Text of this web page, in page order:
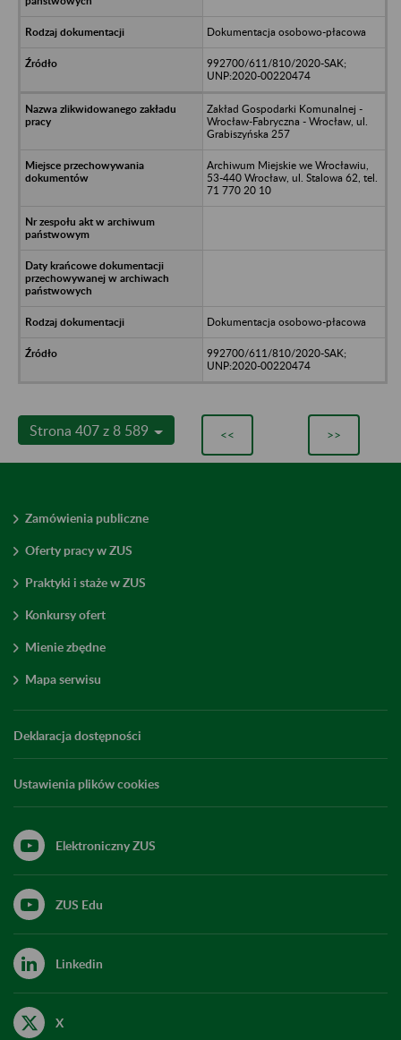
Dokumentacja osobowo-płacowa
992700/611/810/2020-SAK;
UNP:2020-00220474
Zakład Gospodarki Komunalnej -
Wrocław-Fabryczna - Wrocław, ul.
Grabiszyńska 257
Archiwum Miejskie we Wrocławiu,
53-440 Wrocław, ul. Stalowa 62, tel.
71 770 20 10
Dokumentacja osobowo-płacowa
992700/611/810/2020-SAK;
UNP:2020-00220474
Strona 407 z 8 589 << >>
Zamówienia publiczne
Oferty pracy w ZUS
Praktyki i staże w ZUS
Konkursy ofert
Mienie zbędne
Mapa serwisu
Deklaracja dostępności
Ustawienia plików cookies
Elektroniczny ZUS
ZUS Edu
Linkedin
X